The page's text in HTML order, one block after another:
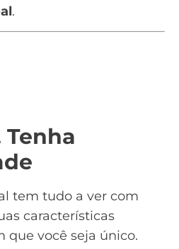
.
Tenha
tem tudo a ver com
características
que você seja único.